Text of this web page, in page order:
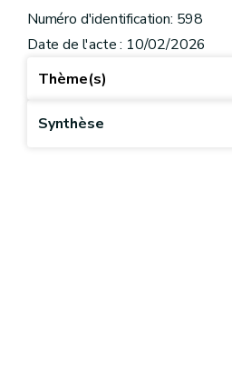
Numéro d'identification: 598
Date de l'acte : 10/02/2026
Thème(s)
Synthèse